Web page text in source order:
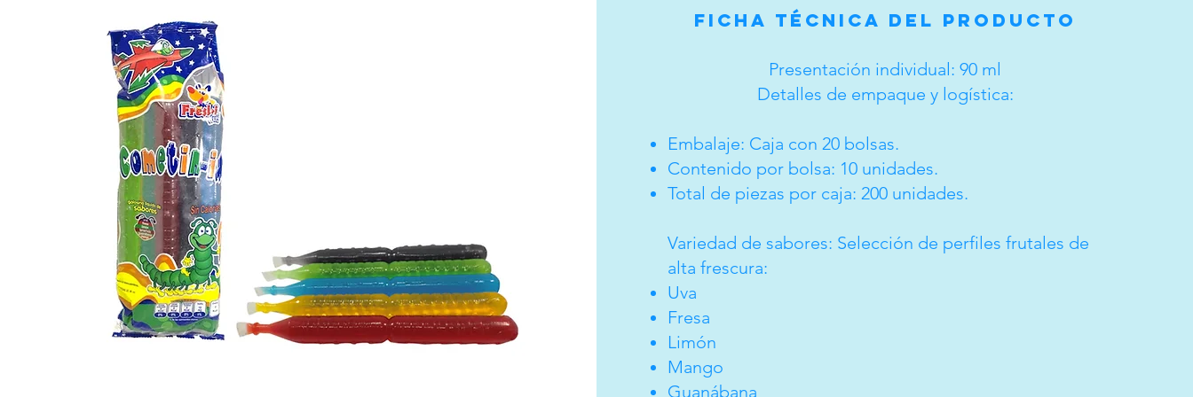
Ficha Técnica del Producto
Presentación individual: 90 ml
Detalles de empaque y logística:
Embalaje: Caja con 20 bolsas.
Contenido por bolsa: 10 unidades.
Total de piezas por caja: 200 unidades.
Variedad de sabores: Selección de perfiles frutales de
alta frescura:
Uva
Fresa
Limón
Mango
Guanábana